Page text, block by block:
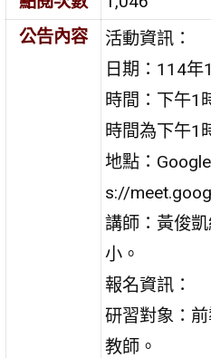
公告內容
活動資訊：
日期：114年
時間：下午1
時間為下午1
地點：
s://
講師：黃俊
小。
報名資訊：
研習對象：
教師。